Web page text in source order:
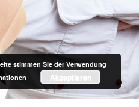
stimmen Sie der Verwendung
Akzeptieren